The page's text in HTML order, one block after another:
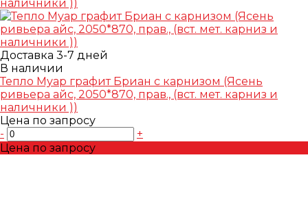
Доставка 3-7 дней
В наличии
Тепло Муар графит Бриан с карнизом (Ясень
ривьера айс, 2050*870, прав., (вст. мет. карниз и
наличники ))
Цена по запросу
-
+
Цена по запросу